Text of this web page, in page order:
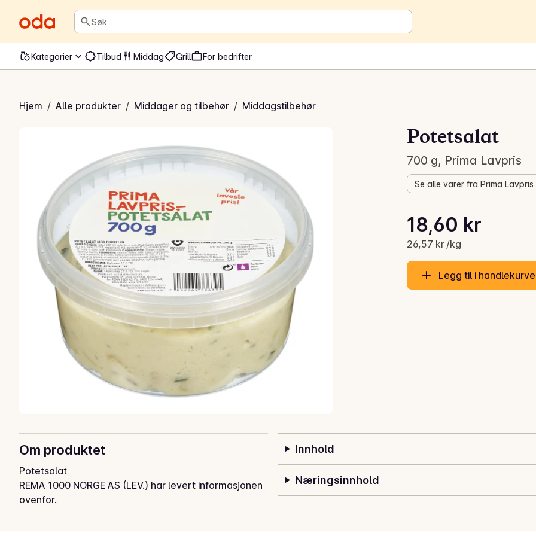
Søk
Kategorier Tilbud Middag Grill For bedrifter
Hjem / Alle produkter / Middager og tilbehør / Middagstilbehør
Potetsalat
700 g, Prima Lavpris
Se alle varer fra Prima Lavpris
Gjeldende pris er: 18,60 kr
18,60 kr
26,57 kr /kg
Stykkpris: 26,57 kr /kg
Legg til i
Om produktet
Potetsalat
REMA 1000 NORGE AS (LEV.) har levert informasjonen
ovenfor.
Innhold
Næringsinnhold